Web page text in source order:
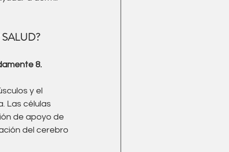
8.
y el
Las células
de apoyo de
del cerebro